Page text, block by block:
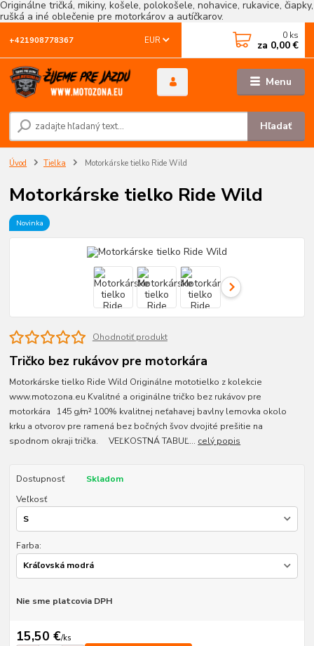
Originálne tričká, mikiny, košele, polokošele, nohavice, rukavice, čiapky,
rušká a iné oblečenie pre motorkárov a autíčkarov.
Menu
EUR
Hľadať
+421908778367 0 ks
za 0,00 €
Úvod Tielka Motorkárske tielko Ride Wild
Motorkárske tielko Ride Wild
Novinka
Ohodnotiť produkt
Tričko bez rukávov pre motorkára
Motorkárske tielko Ride Wild Originálne mototielko z kolekcie
www.motozona.eu Kvalitné a originálne tričko bez rukávov pre
motorkára 145 g/m² 100% kvalitnej neťahavej bavlny lemovka okolo
krku a otvorov pre ramená bez bočných švov dvojité prešitie na
spodnom okraji trička. VEĽKOSTNÁ TABUĽ... celý popis
Dostupnosť
Skladom
Veľkosť
Farba:
Nie sme platcovia DPH
15,50 €/ks